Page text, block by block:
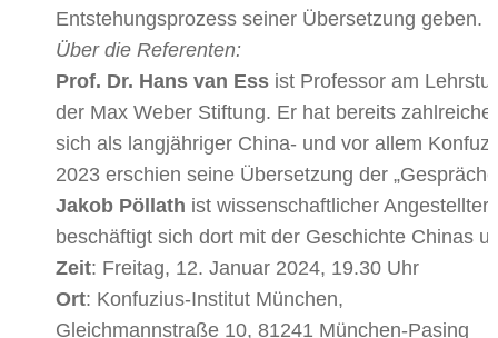
Entstehungsprozess seiner Übersetzung geben.
Über die Referenten:
Prof. Dr. Hans van Essist Professor am
der Max Weber Stiftung. Er hat bereits
sich als langjähriger China- und vor allem
2023 erschien seine Übersetzung der
Jakob Pöllath ist wissenschaftlicher
beschäftigt sich dort mit der Geschichte Chinas
Zeit: Freitag, 12. Januar 2024, 19.30 Uhr
Ort: Konfuzius-Institut München,
Gleichmannstraße 10, 81241 München-Pasing